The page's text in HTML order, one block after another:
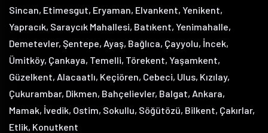
Sincan, Etimesgut, Eryaman, Elvankent, Yenikent,
Yapracık, Saraycık Mahallesi, Batıkent, Yenimahalle,
Demetevler, Şentepe, Ayaş, Bağlıca, Çayyolu, İncek,
Ümitköy, Çankaya, Temelli, Törekent, Yaşamkent,
Güzelkent, Alacaatlı, Keçiören, Cebeci, Ulus, Kızılay,
Çukurambar, Dikmen, Bahçelievler, Balgat, Ankara,
Mamak, İvedik, Ostim, Sokullu, Söğütözü, Bilkent, Çakırlar,
Etlik, Konutkent